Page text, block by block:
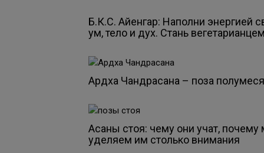
Б.К.С. Айенгар: Наполни энергией
ум, тело и дух. Стань
Ардха Чандрасана – поза
Асаны стоя: чему они учат,
уделяем им столько внимания